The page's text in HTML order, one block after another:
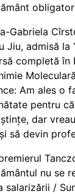
Gabriela
Jiu, admisă la
completă în
Am ales o
pentru
dar
să devin
nu se
salarizării /